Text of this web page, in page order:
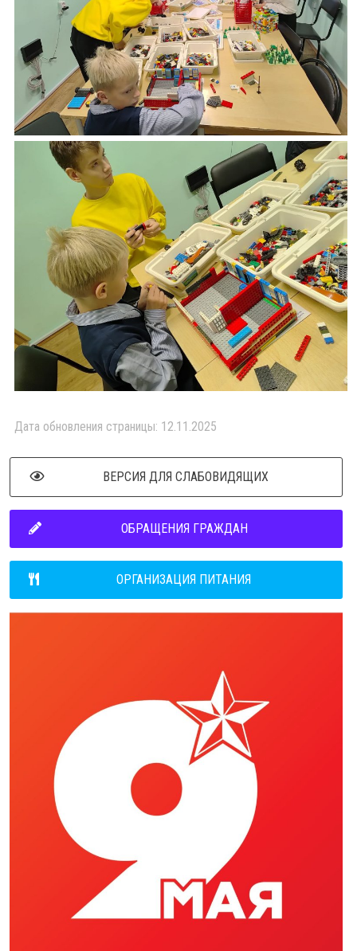
Дата обновления страницы: 12.11.2025
ВЕРСИЯ ДЛЯ СЛАБОВИДЯЩИХ
ОБРАЩЕНИЯ ГРАЖДАН
ОРГАНИЗАЦИЯ ПИТАНИЯ